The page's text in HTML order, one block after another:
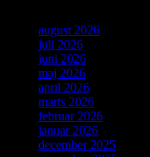
august 2026
juli 2026
juni 2026
maj 2026
april 2026
marts 2026
februar 2026
januar 2026
december 2025